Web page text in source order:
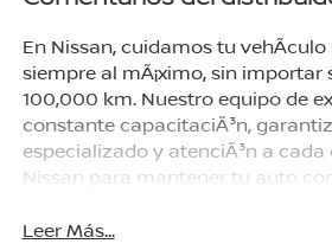
En Nissan, cuidamos tu
siempre al mÃ¡ximo, sin importar
100,000 km. Nuestro equipo de
constante capacitaciÃ³n,
especializado y atenciÃ³n a cada
Nissan para mantener tu auto
Leer Más...